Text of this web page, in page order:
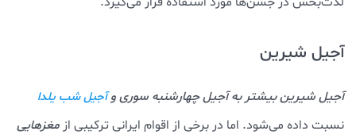
آجیل شیرین
آجیل شیرین بیشتر به آجیل چهارشنبه سوری وآجیل شب یلدا
نسبت داده می‌شود. اما در برخی از اقوام ایرانی ترکیبی از مغزهایی